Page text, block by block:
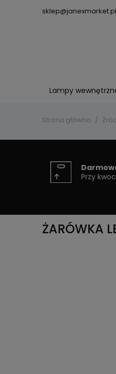
sklep@janexmarket.pl
Lampy
Strona główna
Przy
ŻARÓWKA